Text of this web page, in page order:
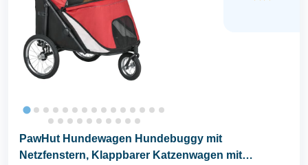
PawHut Hundewagen Hundebuggy mit
Netzfenstern, Klappbarer Katzenwagen mit